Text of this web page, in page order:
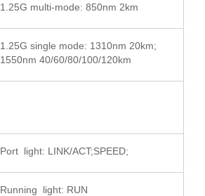
1.25G multi-mode: 850nm 2km
1.25G single mode: 1310nm 20km;
1550nm 40/60/80/100/120km
Port light: LINK/ACT;SPEED;
Running light: RUN